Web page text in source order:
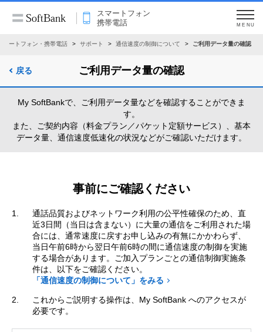
スマートフォン
携帯電話
MENU
マートフォン・携帯電話 サポート 通信速度の制御について ご利用データ量の確認
戻る ご利用データ量の確認
My SoftBankで、ご利用データ量などを確認することができま
す。
また、ご契約内容（料金プラン／パケット定額サービス）、基本
データ量、通信速度低速化の状況などがご確認いただけます。
事前にご確認ください
通話品質およびネットワーク利用の公平性確保のため、直
近3日間（当日は含まない）に大量の通信をご利用された場
合には、通常速度に戻すお申し込みの有無にかかわらず、
当日午前6時から翌日午前6時の間に通信速度の制御を実施
する場合があります。ご加入プランごとの通信制御実施条
件は、以下をご確認ください。
「通信速度の制御について」をみる
これからご説明する操作は、My SoftBank へのアクセスが
必要です。